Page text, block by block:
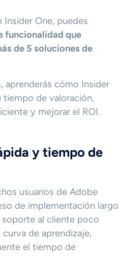
Insider One, puedes
funcionalidad que
de 5 soluciones de
aprenderás cómo Insider
tiempo de valoración,
y mejorar el ROI.
y tiempo de
usuarios de Adobe
de implementación largo
al cliente poco
de aprendizaje,
el tiempo de